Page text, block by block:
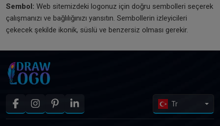
Sembol: Web sitemizdeki logonuz için doğru sembolleri seçerek
çalışmanızı ve bağlılığınızı yansıtın. Sembollerin izleyicileri
çekecek şekilde ikonik, süslü ve benzersiz olması gerekir.
Tr